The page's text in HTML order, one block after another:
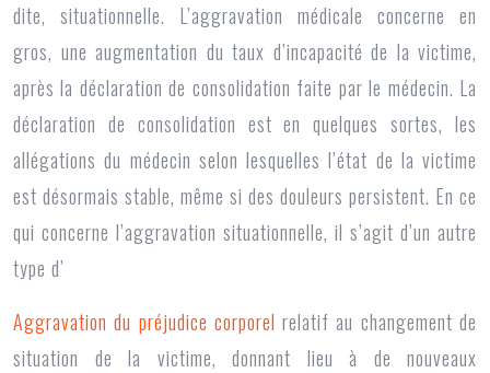
dite, situationnelle. L’aggravation médicale concerne en
gros, une augmentation du taux d’incapacité de la victime,
après la déclaration de consolidation faite par le médecin. La
déclaration de consolidation est en quelques sortes, les
allégations du médecin selon lesquelles l’état de la victime
est désormais stable, même si des douleurs persistent. En ce
qui concerne l’aggravation situationnelle, il s’agit d’un autre
type d’
Aggravation du préjudice corporel relatif au changement de
situation de la victime, donnant lieu à de nouveaux